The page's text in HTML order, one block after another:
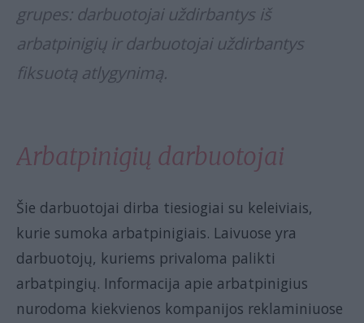
grupes: darbuotojai uždirbantys iš
arbatpinigių ir darbuotojai uždirbantys
fiksuotą atlygynimą.
Arbatpinigių darbuotojai
Šie darbuotojai dirba tiesiogiai su keleiviais,
kurie sumoka arbatpinigiais. Laivuose yra
darbuotojų, kuriems privaloma palikti
arbatpingių. Informacija apie arbatpinigius
nurodoma kiekvienos kompanijos reklaminiuose